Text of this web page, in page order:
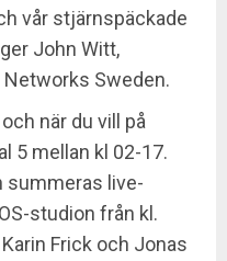
vår stjärnspäckade
John Witt,
Sweden.
när du vill på
5 mellan kl 02-17.
summeras live-
studion från kl.
Frick och Jonas